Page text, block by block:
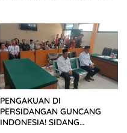
PENGAKUAN DI
PERSIDANGAN GUNCANG
INDONESIA! SIDANG